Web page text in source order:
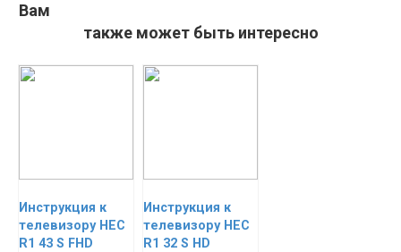
Вам
также может быть интересно
Инструкция к
телевизору HEC
R1 43 S FHD
Инструкция к
телевизору HEC
R1 32 S HD